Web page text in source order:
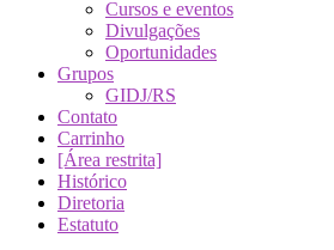
Cursos e eventos
Divulgações
Oportunidades
Grupos
GIDJ/RS
Contato
Carrinho
[Área restrita]
Histórico
Diretoria
Estatuto